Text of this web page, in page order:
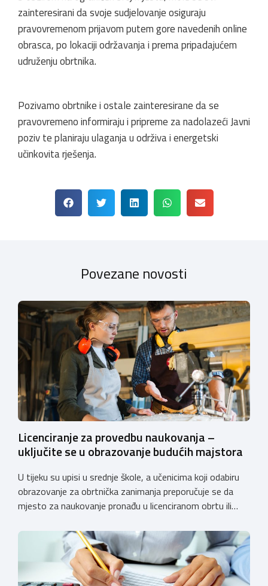
zainteresirani da svoje sudjelovanje osiguraju
pravovremenom prijavom putem gore navedenih online
obrasca, po lokaciji održavanja i prema pripadajućem
udruženju obrtnika.
Pozivamo obrtnike i ostale zainteresirane da se
pravovremeno informiraju i pripreme za nadolazeći Javni
poziv te planiraju ulaganja u održiva i energetski
učinkovita rješenja.
Povezane novosti
Licenciranje za provedbu naukovanja –
uključite se u obrazovanje budućih majstora
U tijeku su upisi u srednje škole, a učenicima koji odabiru
obrazovanje za obrtnička zanimanja preporučuje se da
mjesto za naukovanje pronađu u licenciranom obrtu ili
koji još nemaju licenciju da pokrenu postupak
licenciranja kako bi budućim učenicima omogućili
kvalitetno i sigurno stjecanje praktičnih znanja, a
istodobno ulagali u razvoj […]